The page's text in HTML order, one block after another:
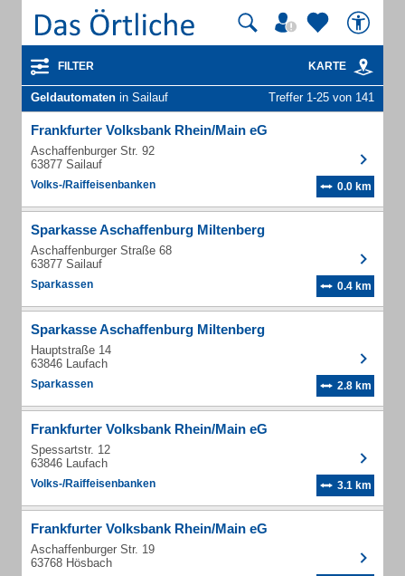
FILTER KARTE
Geldautomaten in Sailauf Treffer 1-25 von 141
Frankfurter Volksbank Rhein/Main eG
Aschaffenburger Str. 92
63877 Sailauf
Volks-/Raiffeisenbanken 0.0 km
Sparkasse Aschaffenburg Miltenberg
Aschaffenburger Straße 68
63877 Sailauf
Sparkassen 0.4 km
Sparkasse Aschaffenburg Miltenberg
Hauptstraße 14
63846 Laufach
Sparkassen 2.8 km
Frankfurter Volksbank Rhein/Main eG
Spessartstr. 12
63846 Laufach
Volks-/Raiffeisenbanken 3.1 km
Frankfurter Volksbank Rhein/Main eG
Aschaffenburger Str. 19
63768 Hösbach